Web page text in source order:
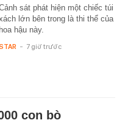
sát phát hiện một chiếc túi
lớn bên trong là thi thể của
hoa hậu này.
- 7 giờ trước
con bò